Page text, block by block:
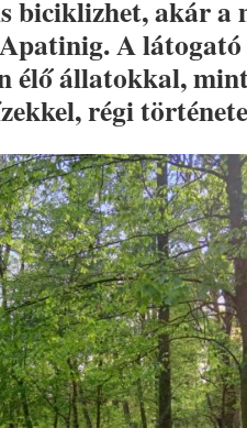
biciklizhet, akár a
A
élő állatokkal,
régi